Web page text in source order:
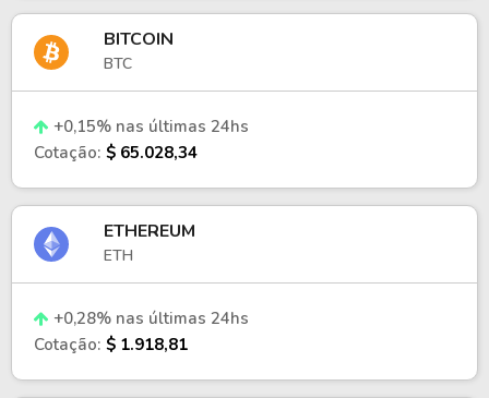
BITCOIN
BTC
+0,15% nas últimas 24hs
Cotação: $ 65.028,34
ETHEREUM
ETH
+0,28% nas últimas 24hs
Cotação: $ 1.918,81